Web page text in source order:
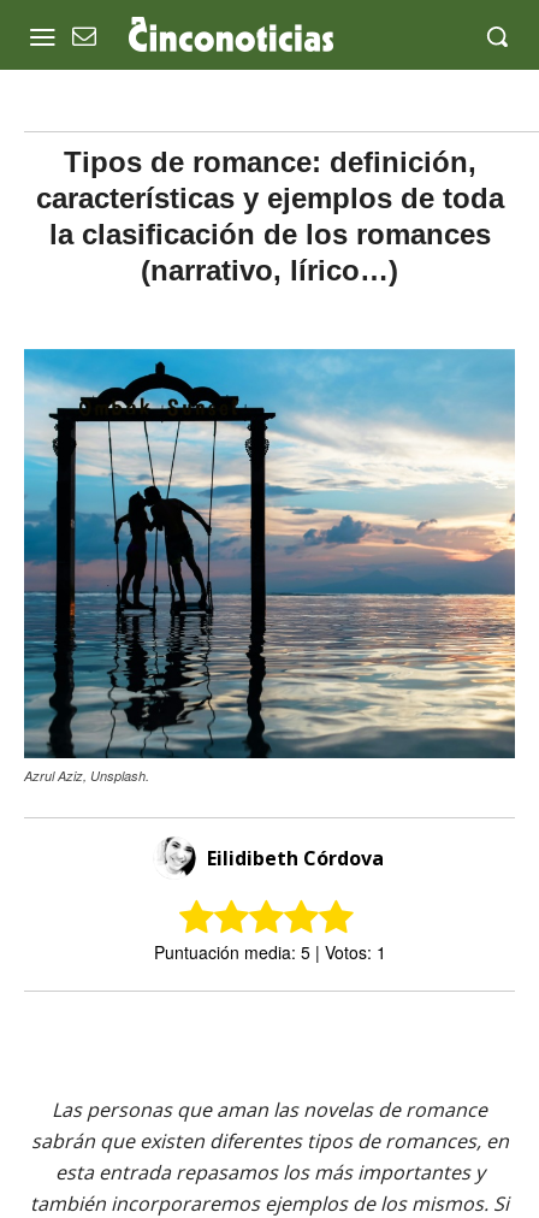
Tipos de romance: definición,
características y ejemplos de toda
la clasificación de los romances
(narrativo, lírico…)
Azrul Aziz, Unsplash.
Eilidibeth Córdova
Puntuación media: 5 | Votos: 1
Las personas que aman las novelas de romance
sabrán que existen diferentes tipos de romances, en
esta entrada repasamos los más importantes y
también incorporaremos ejemplos de los mismos. Si